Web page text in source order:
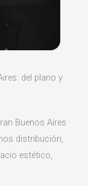
del plano y
Buenos Aires
distribución,
estético,